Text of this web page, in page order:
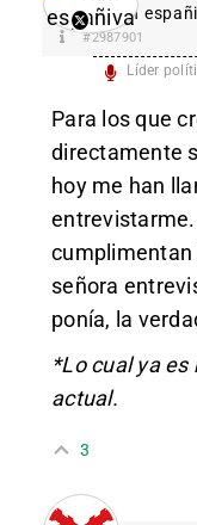
Ran
#2987901
Líder
Para los que
directamente
hoy me han
cumplimentan
señora
ponía, la
*Lo cual ya es
actual.
3